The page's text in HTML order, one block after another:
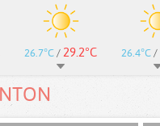
26.7°C / 29.2°C 26.4°C /